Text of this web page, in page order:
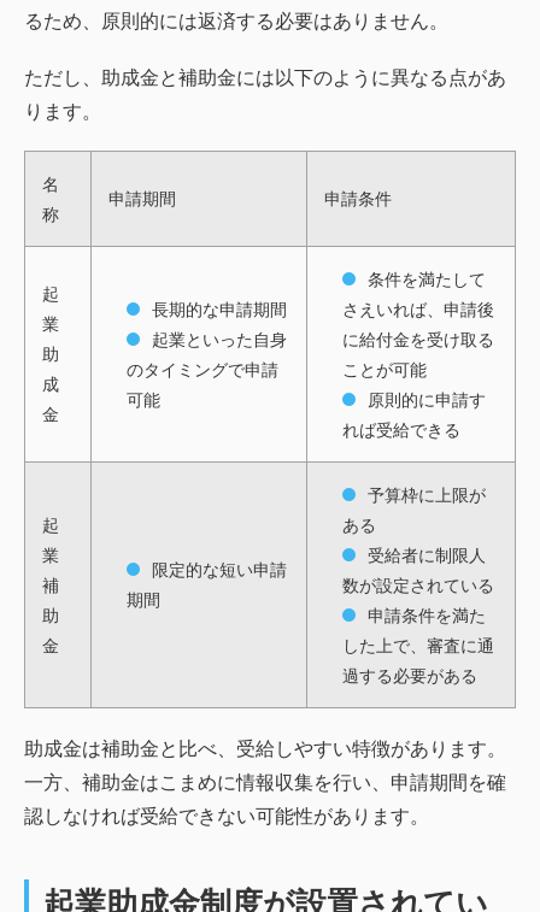
るため、原則的には返済する必要はありません。
ただし、助成金と補助金には以下のように異なる点があ
ります。
名
称
申請期間 申請条件
起
業
助
成
金
長期的な申請期間
起業といった自身
のタイミングで申請
可能
条件を満たして
さえいれば、申請後
に給付金を受け取る
ことが可能
原則的に申請す
れば受給できる
起
業
補
助
金
限定的な短い申請
期間
予算枠に上限が
ある
受給者に制限人
数が設定されている
申請条件を満た
した上で、審査に通
過する必要がある
助成金は補助金と比べ、受給しやすい特徴があります。
一方、補助金はこまめに情報収集を行い、申請期間を確
認しなければ受給できない可能性があります。
起業助成金制度が設置されてい